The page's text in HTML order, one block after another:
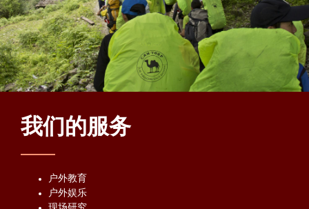
我们的服务
户外教育
户外娱乐